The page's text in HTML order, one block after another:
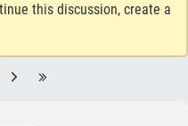
this discussion, create a